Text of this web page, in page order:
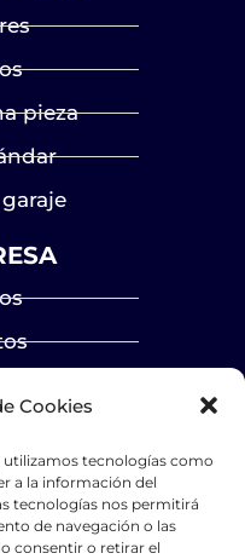
Cookies
utilizamos tecnologías como
a la información del
tecnologías nos permitirá
de navegación o las
consentir o retirar el
pieza